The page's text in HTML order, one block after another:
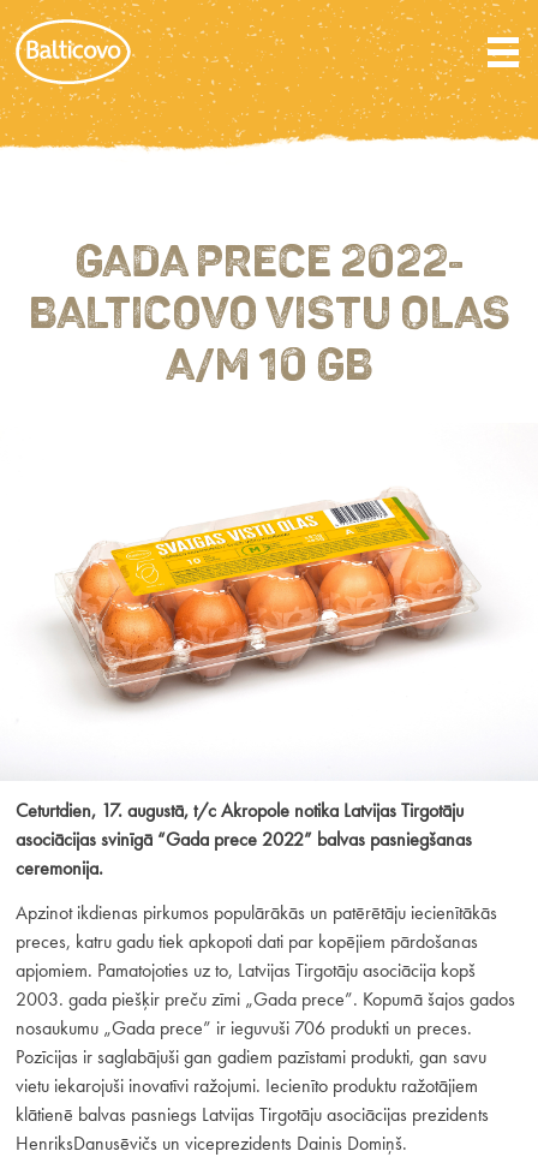
GADA PRECE 2022-
BALTICOVO VISTU OLAS
A/M 10 GB
Ceturtdien, 17. augustā, t/c Akropole notika Latvijas Tirgotāju
asociācijas svinīgā “Gada prece 2022” balvas pasniegšanas
ceremonija.
Apzinot ikdienas pirkumos populārākās un patērētāju iecienītākās
preces, katru gadu tiek apkopoti dati par kopējiem pārdošanas
apjomiem. Pamatojoties uz to, Latvijas Tirgotāju asociācija kopš
2003. gada piešķir preču zīmi „Gada prece”. Kopumā šajos gados
nosaukumu „Gada prece” ir ieguvuši 706 produkti un preces.
Pozīcijas ir saglabājuši gan gadiem pazīstami produkti, gan savu
vietu iekarojuši inovatīvi ražojumi. Iecienīto produktu ražotājiem
klātienē balvas pasniegs Latvijas Tirgotāju asociācijas prezidents
HenriksDanusēvičs un viceprezidents Dainis Domiņš.